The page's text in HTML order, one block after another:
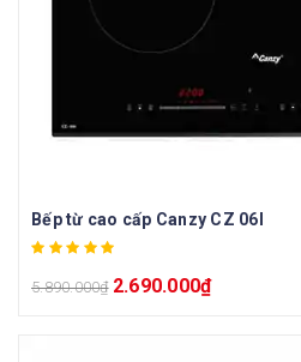
Bếp từ cao cấp Canzy CZ 06I
5.890.000₫ 2.690.000₫